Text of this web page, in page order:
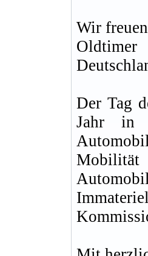
Wir
Der Tag
Jahr in
Mobilität